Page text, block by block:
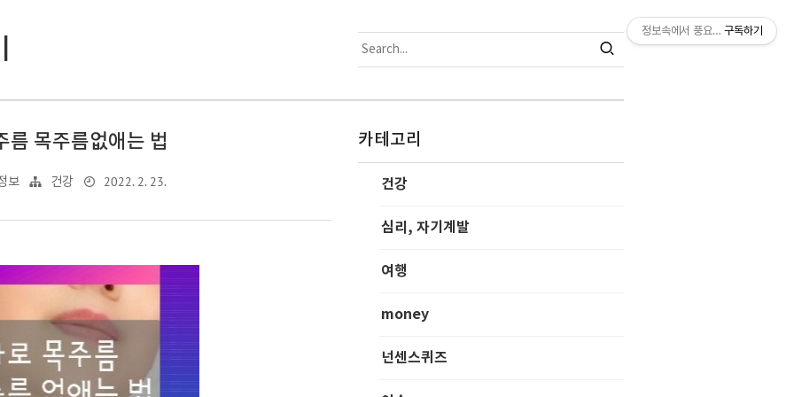
름 목주름없애는 법
보 건강 2022. 2. 23.
카테고리
건강
심리, 자기계발
여행
money
넌센스퀴즈
정보속에서 풍요찾기구독하기